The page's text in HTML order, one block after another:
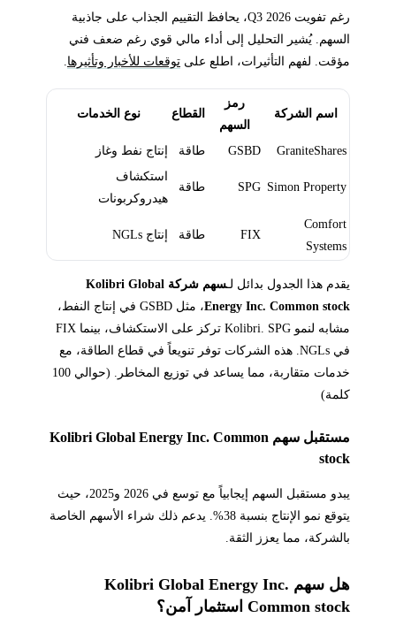
رغم تفويت Q3 2026، يحافظ التقييم الجذاب على جاذبية
السهم. يُشير التحليل إلى أداء مالي قوي رغم ضعف فني
مؤقت. لفهم التأثيرات، اطلع على توقعات للأخبار وتأثيرها.
اسم الشركة
رمز
السهم
القطاع نوع الخدمات
GraniteShares
GSBD طاقة إنتاج نفط وغاز
Simon Property
SPG طاقة
استكشاف
هيدروكربونات
Comfort
Systems
FIX طاقة إنتاج NGLs
يقدم هذا الجدول بدائل لـ
سهم شركة Kolibri Global
Energy Inc. Common stock
، مثل GSBD في إنتاج النفط،
مشابه لنمو Kolibri. SPG تركز على الاستكشاف، بينما FIX
في NGLs. هذه الشركات توفر تنويعاً في قطاع الطاقة، مع
خدمات متقاربة، مما يساعد في توزيع المخاطر. (حوالي 100
كلمة)
مستقبل سهم Kolibri Global Energy Inc. Common
stock
يبدو مستقبل السهم إيجابياً مع توسع في 2026 و2025، حيث
يتوقع نمو الإنتاج بنسبة 38%. يدعم ذلك شراء الأسهم الخاصة
بالشركة، مما يعزز الثقة.
هل سهم Kolibri Global Energy Inc.
Common stock استثمار آمن؟